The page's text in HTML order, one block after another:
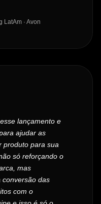
LatAm · Avon
lançamento e
ajudar as
produto para sua
só reforçando o
mas
conversão das
com o